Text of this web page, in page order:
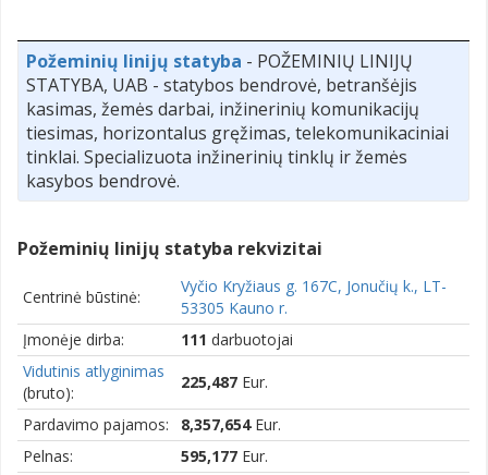
Požeminių linijų statyba - POŽEMINIŲ LINIJŲ
STATYBA, UAB - statybos bendrovė, betranšėjis
kasimas, žemės darbai, inžinerinių komunikacijų
tiesimas, horizontalus gręžimas, telekomunikaciniai
tinklai. Specializuota inžinerinių tinklų ir žemės
kasybos bendrovė.
Požeminių linijų statyba rekvizitai
Centrinė būstinė:
Vyčio Kryžiaus g. 167C, Jonučių k., LT-
53305 Kauno r.
Įmonėje dirba:
111 darbuotojai
Vidutinis atlyginimas
(bruto):
225,487 Eur.
Pardavimo pajamos: 8,357,654Eur.
Pelnas:
595,177 Eur.